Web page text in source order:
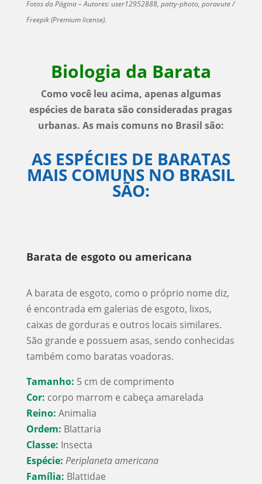
Fotos da Página – Autores: user12952888, patty-photo, poravute /
Freepik (Premium license).
Biologia da Barata
Como você leu acima, apenas algumas
espécies de barata são consideradas pragas
urbanas. As mais comuns no Brasil são:
AS ESPÉCIES DE BARATAS
MAIS COMUNS NO BRASIL
SÃO:
Barata de esgoto ou americana
A barata de esgoto, como o próprio nome diz,
é encontrada em galerias de esgoto, lixos,
caixas de gorduras e outros locais similares.
São grande e possuem asas, sendo conhecidas
também como baratas voadoras.
Tamanho: 5 cm de comprimento
Cor: corpo marrom e cabeça amarelada
Reino: Animalia
Ordem: Blattaria
Classe: Insecta
Espécie: Periplaneta americana
Família: Blattidae